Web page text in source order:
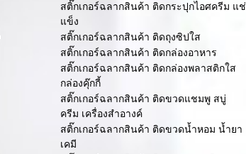
สติ๊กเกอร์ฉลากสินค้า ติดกระปุกไอศครีม แช่
แข็ง
สติ๊กเกอร์ฉลากสินค้า ติดถุงซิปใส
สติ๊กเกอร์ฉลากสินค้า ติดกล่องอาหาร
สติ๊กเกอร์ฉลากสินค้า ติดกล่องพลาสติกใส
กล่องคุ๊กกี้
สติ๊กเกอร์ฉลากสินค้า ติดขวดแชมพู สบู่
ครีม เครื่องสำอางค์
สติ๊กเกอร์ฉลากสินค้า ติดขวดน้ำหอม น้ำยา
เคมี